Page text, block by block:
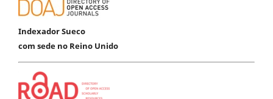
Indexador Sueco
com sede no Reino Unido